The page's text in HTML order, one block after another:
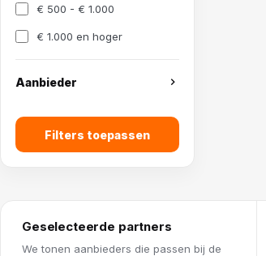
€ 500 - € 1.000
€ 1.000 en hoger
Aanbieder
Filters toepassen
Geselecteerde partners
We tonen aanbieders die passen bij de